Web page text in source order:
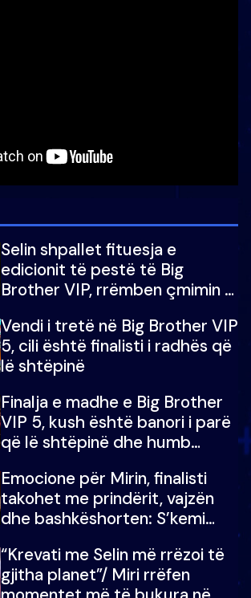
Selin shpallet fituesja e
edicionit të pestë të Big
Brother VIP, rrëmben çmimin e
Vendi i tretë në Big Brother VIP
5, cili është finalisti i radhës që
lë shtëpinë
Finalja e madhe e Big Brother
VIP 5, kush është banori i parë
që lë shtëpinë dhe humb
çmimin e madh
Emocione për Mirin, finalisti
takohet me prindërit, vajzën
dhe bashkëshorten: S’kemi
“Krevati me Selin më rrëzoi të
gjitha planet”/ Miri rrëfen